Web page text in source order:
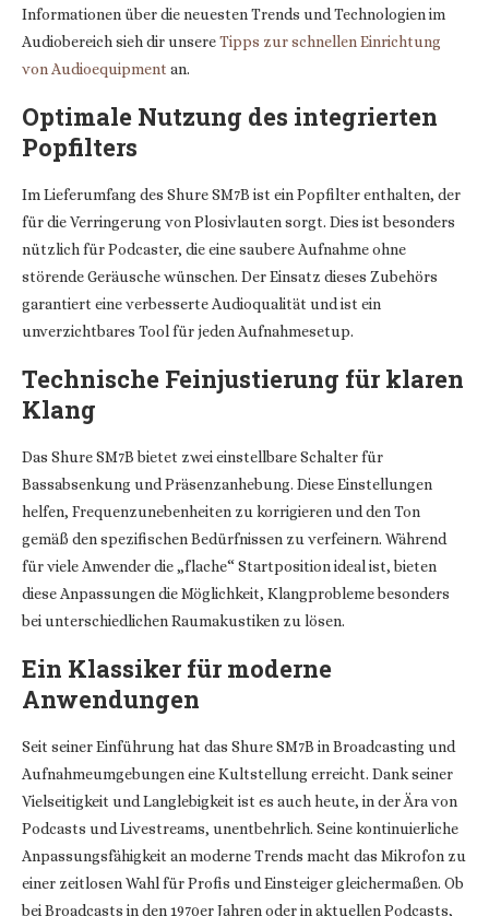
Informationen über die neuesten Trends und Technologien im
Audiobereich sieh dir unsereTipps zur schnellen Einrichtung
von Audioequipment an.
Optimale Nutzung des integrierten
Popfilters
Im Lieferumfang des Shure SM7B ist ein Popfilter enthalten, der
für die Verringerung von Plosivlauten sorgt. Dies ist besonders
nützlich für Podcaster, die eine saubere Aufnahme ohne
störende Geräusche wünschen. Der Einsatz dieses Zubehörs
garantiert eine verbesserte Audioqualität und ist ein
unverzichtbares Tool für jeden Aufnahmesetup.
Technische Feinjustierung für klaren
Klang
Das Shure SM7B bietet zwei einstellbare Schalter für
Bassabsenkung und Präsenzanhebung. Diese Einstellungen
helfen, Frequenzunebenheiten zu korrigieren und den Ton
gemäß den spezifischen Bedürfnissen zu verfeinern. Während
für viele Anwender die „flache“ Startposition ideal ist, bieten
diese Anpassungen die Möglichkeit, Klangprobleme besonders
bei unterschiedlichen Raumakustiken zu lösen.
Ein Klassiker für moderne
Anwendungen
Seit seiner Einführung hat das Shure SM7B in Broadcasting und
Aufnahmeumgebungen eine Kultstellung erreicht. Dank seiner
Vielseitigkeit und Langlebigkeit ist es auch heute, in der Ära von
Podcasts und Livestreams, unentbehrlich. Seine kontinuierliche
Anpassungsfähigkeit an moderne Trends macht das Mikrofon zu
einer zeitlosen Wahl für Profis und Einsteiger gleichermaßen. Ob
bei Broadcasts in den 1970er Jahren oder in aktuellen Podcasts,